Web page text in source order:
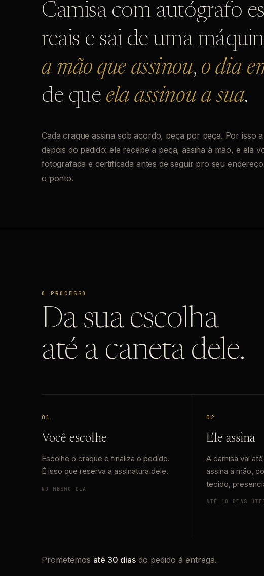
Camisa com autógrafo
reais e sai de uma
a mão que assinou, o dia
de que ela assinou a sua.
Cada craque assina sob acordo, peça por peça. Por isso
depois do pedido: ele recebe a peça, assina à mão, e ela
fotografada e certificada antes de seguir pro seu
o ponto.
O PROCESSO
Da sua escolha
até a caneta dele.
01
Você escolhe
Escolhe o craque e finaliza o pedido.
É isso que reserva a assinatura dele.
NO MESMO DIA
02
Ele assina
A camisa vai
assina à mão,
tecido,
ATÉ 10 DIAS
Prometemos até 30 dias do pedido à entrega.